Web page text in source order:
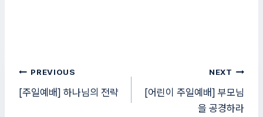
글
탐
PREVIOUS
[주일예배] 하나님의 전략
NEXT
[어린이 주일예배] 부모님
을 공경하라